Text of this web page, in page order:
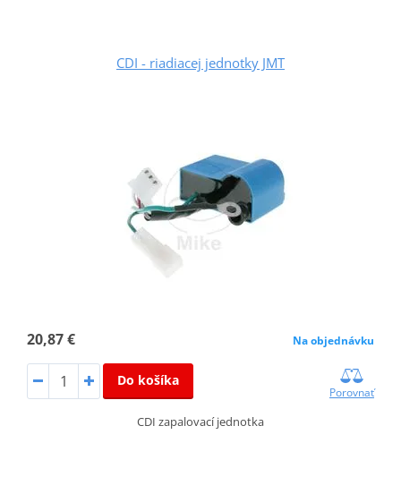
CDI - riadiacej jednotky JMT
20,87 € Na objednávku
Do košíka
Porovnať
CDI zapalovací jednotka